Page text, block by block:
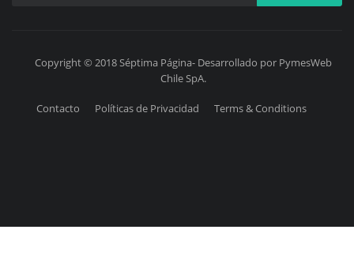
Copyright © 2018 Séptima Página- Desarrollado por PymesWeb
Chile SpA.
Contacto Políticas de Privacidad Terms & Conditions